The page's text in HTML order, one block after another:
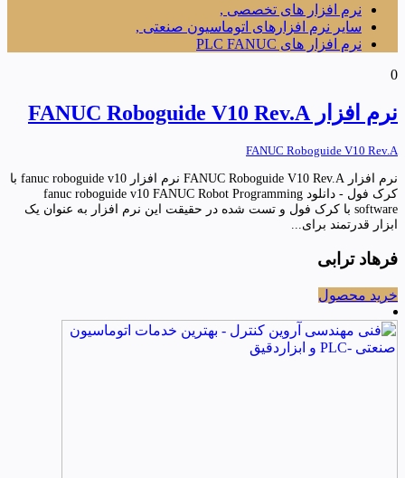
نرم افزار های تخصصی ,
سایر نرم افزارهای اتوماسیون صنعتی ,
نرم افزار های PLC FANUC
0
نرم افزار FANUC Roboguide V10 Rev.A
FANUC Roboguide V10 Rev.A
نرم افزار FANUC Roboguide V10 Rev.A نرم افزار fanuc roboguide v10 با
کرک فول - دانلود fanuc roboguide v10 FANUC Robot Programming
software با کرک فول و تست شده در حقیقت این نرم افزار به عنوان یک
ابزار قدرتمند برای...
فرهاد ترابی
خرید محصول